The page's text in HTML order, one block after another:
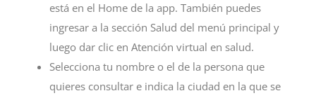
está en el Home de la app. También puedes
ingresar a la sección Salud del menú principal y
luego dar clic en Atención virtual en salud.
Selecciona tu nombre o el de la persona que
quieres consultar e indica la ciudad en la que se